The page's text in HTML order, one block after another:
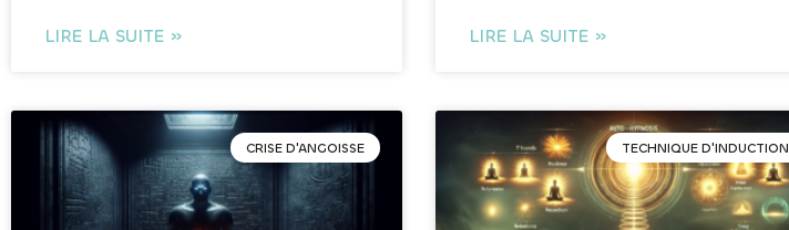
LIRE LA SUITE » LIRE LA SUITE »
CRISE D'ANGOISSE TECHNIQUE D'INDUCTION